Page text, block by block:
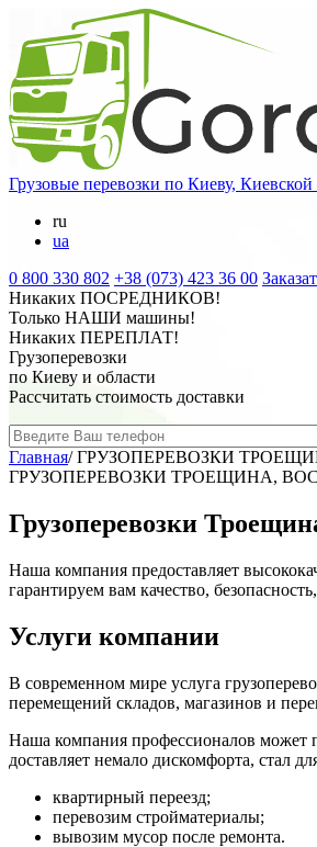
Грузовые перевозки по Киеву,
ru
ua
0 800 330 802 +38 (073) 423 36 00
Никаких ПОСРЕДНИКОВ!
Только НАШИ машины!
Никаких ПЕРЕПЛАТ!
Грузоперевозки
по Киеву и области
Рассчитать стоимость доставки
Главная/ ГРУЗОПЕРЕВОЗКИ
ГРУЗОПЕРЕВОЗКИ ТРОЕЩИНА,
Грузоперевозки
Наша компания предоставляет
гарантируем вам качество,
Услуги компании
В современном мире услуга
перемещений складов, магазинов и
Наша компания профессионалов может
доставляет немало дискомфорта, стал
квартирный переезд;
перевозим стройматериалы;
вывозим мусор после ремонта.